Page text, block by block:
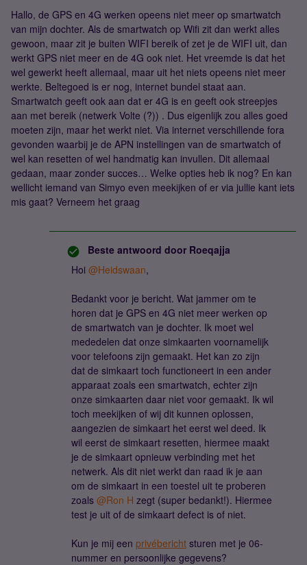
Hallo, de GPS en 4G werken opeens niet meer op smartwatch
van mijn dochter. Als de smartwatch op Wifi zit dan werkt alles
gewoon, maar zit je buiten WIFI bereik of zet je de WIFI uit, dan
werkt GPS niet meer en de 4G ook niet. Het vreemde is dat het
wel gewerkt heeft allemaal, maar uit het niets opeens niet meer
werkte. Beltegoed is er nog, internet bundel staat aan.
Smartwatch geeft ook aan dat er 4G is en geeft ook streepjes
aan met bereik (netwerk Volte (?)) . Dus eigenlijk zou alles goed
moeten zijn, maar het werkt niet. Via internet verschillende fora
gevonden waarbij je de APN instellingen van de smartwatch of
wel kan resetten of wel handmatig kan invullen. Dit allemaal
gedaan, maar zonder succes… Welke opties heb ik nog? En kan
wellicht iemand van Simyo even meekijken of er via jullie kant iets
mis gaat? Verneem het graag
Beste antwoord door Roeqajja
Hoi @Heidswaan,
Bedankt voor je bericht. Wat jammer om te
horen dat je GPS en 4G niet meer werken op
de smartwatch van je dochter. Ik moet wel
mededelen dat onze simkaarten voornamelijk
voor telefoons zijn gemaakt. Het kan zo zijn
dat de simkaart toch functioneert in een ander
apparaat zoals een smartwatch, echter zijn
onze simkaarten daar niet voor gemaakt. Ik wil
toch meekijken of wij dit kunnen oplossen,
aangezien de simkaart het eerst wel deed. Ik
wil eerst de simkaart resetten, hiermee maakt
je de simkaart opnieuw verbinding met het
netwerk. Als dit niet werkt dan raad ik je aan
om de simkaart in een toestel uit te proberen
zoals @Ron H zegt (super bedankt!). Hiermee
test je uit of de simkaart defect is of niet.
Kun je mij een privébericht sturen met je 06-
nummer en persoonlijke gegevens?